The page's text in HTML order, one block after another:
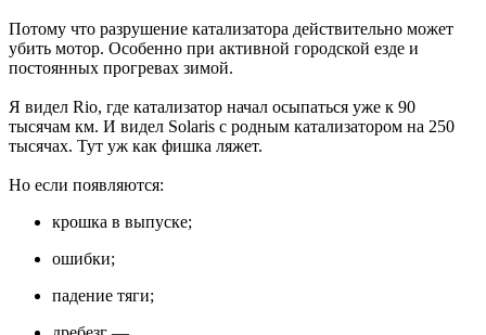
Потому что разрушение катализатора действительно может
убить мотор. Особенно при активной городской езде и
постоянных прогревах зимой.
Я видел Rio, где катализатор начал осыпаться уже к 90
тысячам км. И видел Solaris с родным катализатором на 250
тысячах. Тут уж как фишка ляжет.
Но если появляются:
крошка в выпуске;
ошибки;
падение тяги;